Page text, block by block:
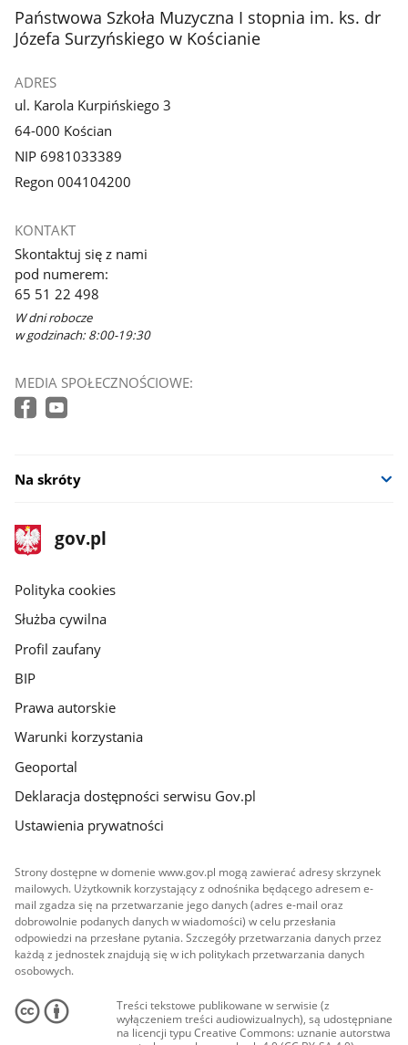
stopka
Państwowa Szkoła Muzyczna I stopnia im. ks. dr
Józefa Surzyńskiego w Kościanie
ADRES
ul. Karola Kurpińskiego 3
64-000 Kościan
NIP 6981033389
Regon 004104200
KONTAKT
Skontaktuj się z nami
pod numerem:
65 51 22 498
W dni robocze
w godzinach: 8:00-19:30
MEDIA SPOŁECZNOŚCIOWE:
Na skróty
stopka
gov.pl
Strona
gov.pl
gov.pl
Polityka cookies
Służba cywilna
Profil zaufany
BIP
Prawa autorskie
Warunki korzystania
Geoportal
Deklaracja dostępności serwisu Gov.pl
Ustawienia prywatności
Strony dostępne w domenie www.gov.pl mogą zawierać adresy skrzynek
mailowych. Użytkownik korzystający z odnośnika będącego adresem e-
mail zgadza się na przetwarzanie jego danych (adres e-mail oraz
dobrowolnie podanych danych w wiadomości) w celu przesłania
odpowiedzi na przesłane pytania. Szczegóły przetwarzania danych przez
każdą z jednostek znajdują się w ich politykach przetwarzania danych
osobowych.
Treści tekstowe publikowane w serwisie (z
wyłączeniem treści audiowizualnych), są udostępniane
na licencji typu Creative Commons: uznanie autorstwa